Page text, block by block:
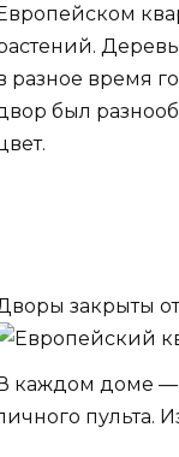
разное время
был
закрыты
В каждом доме —
пульта.